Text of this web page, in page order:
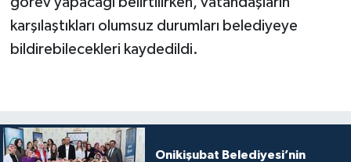
karşılaştıkları olumsuz durumları belediyeye
bildirebilecekleri kaydedildi.
Onikişubat Belediyesi’nin